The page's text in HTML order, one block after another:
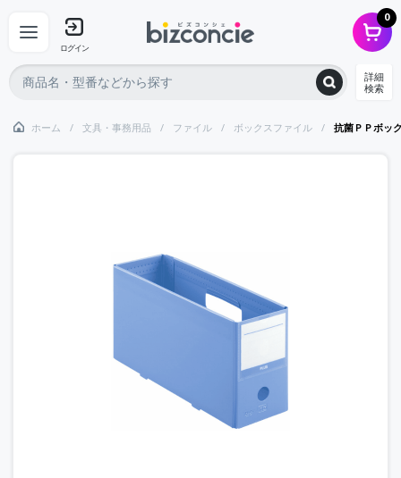
ログイン
0
詳細
検索
ホーム 文具・事務用品 ファイル ボックスファイル 抗菌ＰＰボッ